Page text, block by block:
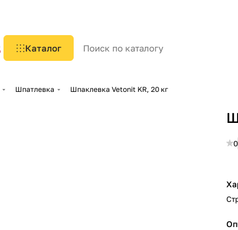
Каталог
Шпатлевка Шпаклевка Vetonit KR, 20 кг
0